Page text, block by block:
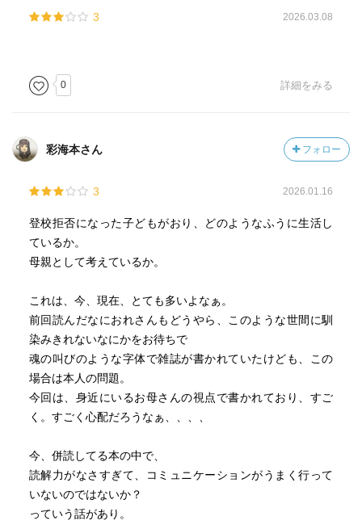
3 2026.03.08
0 詳細をみる
彩海本さん フォロー
3 2026.01.16
登校拒否になった子どもがおり、どのようなふうに生活し
ているか。
母親として考えているか。
これは、今、現在、とても多いよなぁ。
前回読んだなにおれさんもどうやら、このような世間に馴
染みきれないなにかをお待ちで
魂の叫びのような字体で雑誌が書かれていたけども、この
場合は本人の問題。
今回は、身近にいるお母さんの視点で書かれており、すご
く。すごく心配だろうなぁ、、、、
今、併読してる本の中で、
読解力がなさすぎて、コミュニケーションがうまく行って
いないのではないか？
っていう話があり。